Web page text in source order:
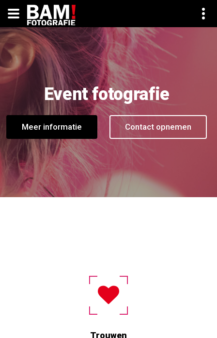
Event fotografie
Meer informatie Contact opnemen
Trouwen